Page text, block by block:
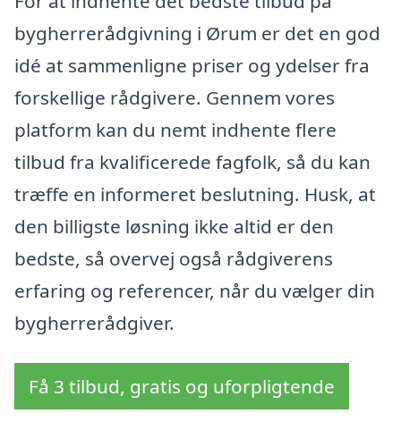
bygherrerådgivning i Ørum er det en god
idé at sammenligne priser og ydelser fra
forskellige rådgivere. Gennem vores
platform kan du nemt indhente flere
tilbud fra kvalificerede fagfolk, så du kan
træffe en informeret beslutning. Husk, at
den billigste løsning ikke altid er den
bedste, så overvej også rådgiverens
erfaring og referencer, når du vælger din
bygherrerådgiver.
Få 3 tilbud, gratis og uforpligtende